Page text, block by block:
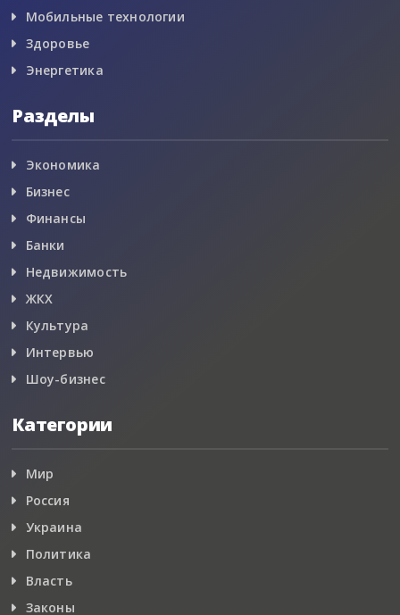
Мобильные технологии
Здоровье
Энергетика
Разделы
Экономика
Бизнес
Финансы
Банки
Недвижимость
ЖКХ
Культура
Интервью
Шоу-бизнес
Категории
Мир
Россия
Украина
Политика
Власть
Законы